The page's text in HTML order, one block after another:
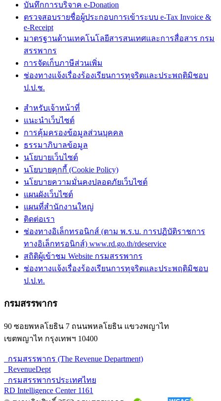
บันทึกการบริจาค e-Donation
ตรวจสอบรายชื่อผู้ประกอบการเข้าระบบ e-Tax Invoice &
e-Receipt
มาตรฐานด้านเทคโนโลยีสารสนเทศและการสื่อสาร กรม
สรรพากร
การจัดเก็บภาษีส่วนเพิ่ม
ช่องทางแจ้งเรื่องร้องเรียนการทุจริตและประพฤติมิชอบ
ป.ป.ช.
สำหรับเจ้าหน้าที่
แนะนำเว็บไซต์
การคุ้มครองข้อมูลส่วนบุคคล
ธรรมาภิบาลข้อมูล
นโยบายเว็บไซต์
นโยบายคุกกี้ (Cookie Policy)
นโยบายความมั่นคงปลอดภัยเว็บไซต์
แผนผังเว็บไซต์
แผนที่สำนักงานใหญ่
ติดต่อเรา
ช่องทางอิเล็กทรอนิกส์ (ตาม พ.ร.บ. การปฏิบัติราชการ
ทางอิเล็กทรอนิกส์) www.rd.go.th/rdeservice
สถิติผู้เข้าชม Website กรมสรรพากร
ช่องทางแจ้งเรื่องร้องเรียนการทุจริตและประพฤติมิชอบ
ป.ป.ท.
กรมสรรพากร
90 ซอยพหลโยธิน 7 ถนนพหลโยธิน แขวงพญาไท
เขตพญาไท กรุงเทพฯ 10400
กรมสรรพากร (The Revenue Department)
RevenueDept
กรมสรรพากรประเทศไทย
RD Intelligence Center 1161